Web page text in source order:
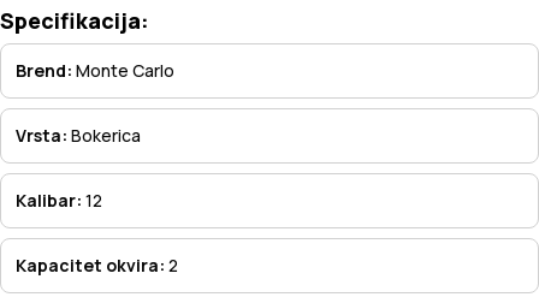
Specifikacija:
Brend: Monte Carlo
Vrsta: Bokerica
Kalibar: 12
Kapacitet okvira: 2